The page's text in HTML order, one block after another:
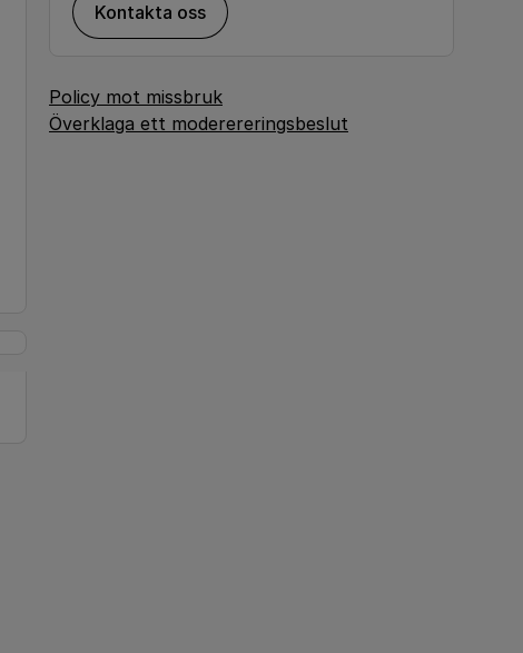
Kontakta oss
Policy mot missbruk
Överklaga ett moderereringsbeslut